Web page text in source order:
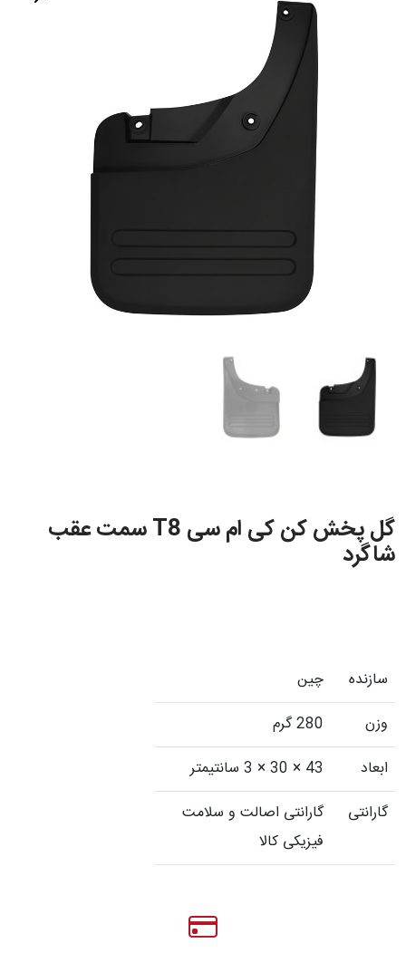
گل پخش کن کی ام سی T8 سمت عقب
شاگرد
سازنده
چین
وزن
280 گرم
ابعاد
43 × 30 × 3 سانتیمتر
گارانتی
گارانتی اصالت و سلامت
فیزیکی کالا